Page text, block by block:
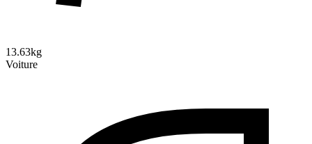
13.63kg
Voiture